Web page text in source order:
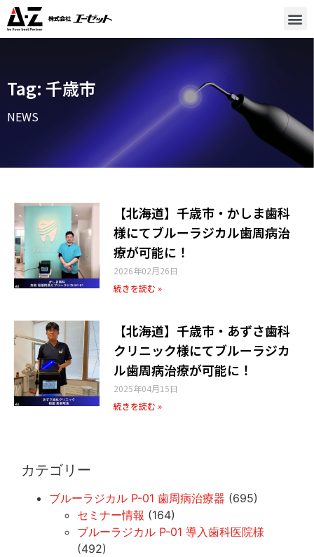
Tag: 千歳市
NEWS
【北海道】千歳市・かしま歯科
様にてブルーラジカル歯周病治
療が可能に！
2026年02月26日
続きを読む »
【北海道】千歳市・あずさ歯科
クリニック様​にてブルーラジカ
ル歯周病治療が可能に！
2025年04月15日
続きを読む »
カテゴリー
ブルーラジカル P-01 歯周病治療器 (695)
セミナー情報 (164)
ブルーラジカル P-01 導入歯科医院様
(492)